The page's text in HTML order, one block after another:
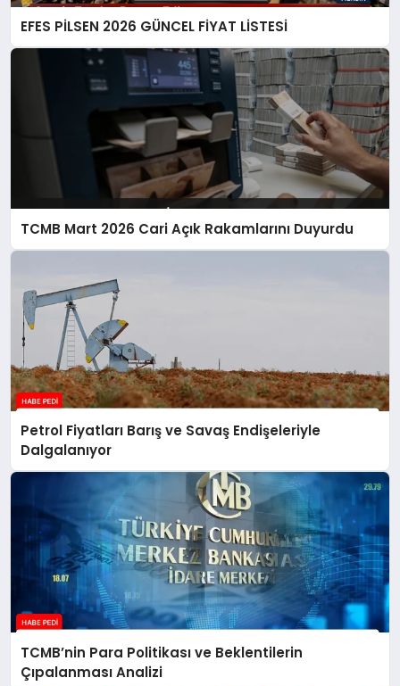
EFES PİLSEN 2026 GÜNCEL FİYAT LİSTESİ
TCMB Mart 2026 Cari Açık Rakamlarını Duyurdu
Petrol Fiyatları Barış ve Savaş Endişeleriyle
Dalgalanıyor
TCMB’nin Para Politikası ve Beklentilerin
Çıpalanması Analizi